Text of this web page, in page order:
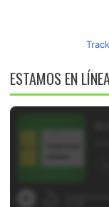
ESTAMOS EN